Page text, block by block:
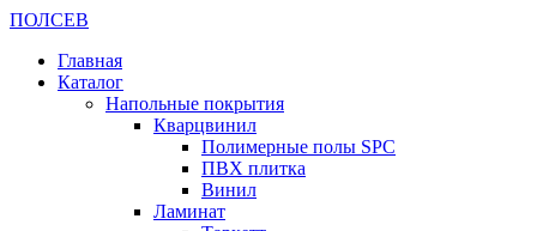
ПОЛСЕВ
Главная
Каталог
Напольные покрытия
Кварцвинил
Полимерные полы SPC
ПВХ плитка
Винил
Ламинат